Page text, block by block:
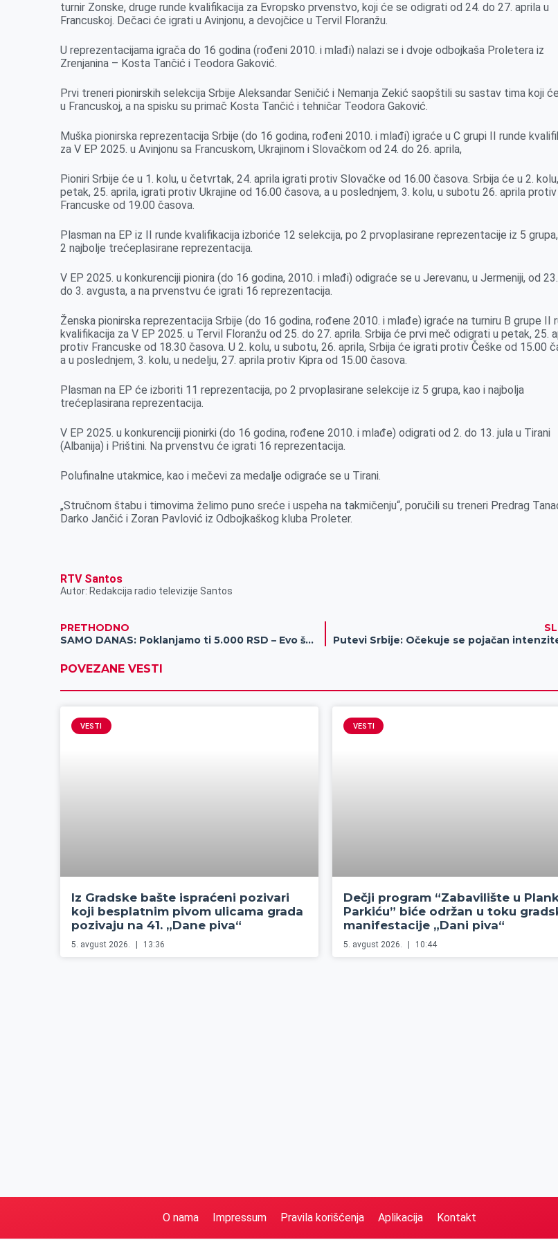
o
g
r
I
p
turnir Zonske, druge runde kvalifikacija za Evropsko prvenstvo, koji će se odigrati od 24. do 27. aprila u
Francuskoj. Dečaci će igrati u Avinjonu, a devojčice u Tervil Floranžu.
U reprezentacijama igrača do 16 godina (rođeni 2010. i mlađi) nalazi se i dvoje odbojkaša Proletera iz
Zrenjanina – Kosta Tančić i Teodora Gaković.
Prvi treneri pionirskih selekcija Srbije Aleksandar Seničić i Nemanja Zekić saopštili su sastav tima koji
u Francuskoj, a na spisku su primač Kosta Tančić i tehničar Teodora Gaković.
Muška pionirska reprezentacija Srbije (do 16 godina, rođeni 2010. i mlađi) igraće u C grupi II runde
za V EP 2025. u Avinjonu sa Francuskom, Ukrajinom i Slovačkom od 24. do 26. aprila,
Pioniri Srbije će u 1. kolu, u četvrtak, 24. aprila igrati protiv Slovačke od 16.00 časova. Srbija će u 2.
petak, 25. aprila, igrati protiv Ukrajine od 16.00 časova, a u poslednjem, 3. kolu, u subotu 26. aprila protiv
Francuske od 19.00 časova.
Plasman na EP iz II runde kvalifikacija izboriće 12 selekcija, po 2 prvoplasirane reprezentacije iz 5
2 najbolje trećeplasirane reprezentacija.
V EP 2025. u konkurenciji pionira (do 16 godina, 2010. i mlađi) odigraće se u Jerevanu, u Jermeniji, od
do 3. avgusta, a na prvenstvu će igrati 16 reprezentacija.
Ženska pionirska reprezentacija Srbije (do 16 godina, rođene 2010. i mlađe) igraće na turniru B grupe II
kvalifikacija za V EP 2025. u Tervil Floranžu od 25. do 27. aprila. Srbija će prvi meč odigrati u petak, 25.
protiv Francuske od 18.30 časova. U 2. kolu, u subotu, 26. aprila, Srbija će igrati protiv Češke od 15.00
a u poslednjem, 3. kolu, u nedelju, 27. aprila protiv Kipra od 15.00 časova.
Plasman na EP će izboriti 11 reprezentacija, po 2 prvoplasirane selekcije iz 5 grupa, kao i najbolja
trećeplasirana reprezentacija.
V EP 2025. u konkurenciji pionirki (do 16 godina, rođene 2010. i mlađe) odigrati od 2. do 13. jula u Tirani
(Albanija) i Prištini. Na prvenstvu će igrati 16 reprezentacija.
Polufinalne utakmice, kao i mečevi za medalje odigraće se u Tirani.
„Stručnom štabu i timovima želimo puno sreće i uspeha na takmičenju“, poručili su treneri Predrag
Darko Jančić i Zoran Pavlović iz Odbojkaškog kluba Proleter.
RTV Santos
Autor: Redakcija radio televizije Santos
PRETHODNO
SAMO DANAS: Poklanjamo ti 5.000 RSD – Evo šta treba da uradiš
POVEZANE VESTI
VESTI
Iz Gradske bašte ispraćeni pozivari
koji besplatnim pivom ulicama grada
pozivaju na 41. „Dane piva“
5. avgust 2026. 13:36
VESTI
Dečji program “Zabavilište u
Parkiću” biće održan u toku
manifestacije „Dani piva“
5. avgust 2026. 10:44
O nama Impressum Pravila korišćenja Aplikacija Kontakt